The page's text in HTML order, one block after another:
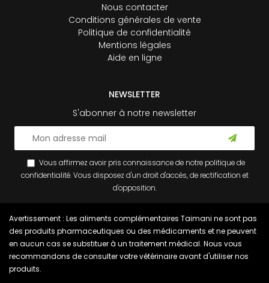
Nous contacter
Conditions générales de vente
Politique de confidentialité
Mentions légales
Aide en ligne
NEWSLETTER
S'abonner à notre newsletter
Vous affirmez avoir pris connaissance de notre politique de
confidentialité. Vous disposez d'un droit d'accès, de rectification et
d'opposition.
Avertissement : Les aliments complémentaires Taimani ne sont pas
des produits pharmaceutiques ou des médicaments et ne peuvent
en aucun cas se substituer à un traitement médical. Nous vous
recommandons de consulter votre vétérinaire avant d'utiliser nos
produits.